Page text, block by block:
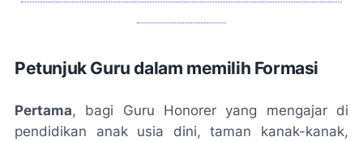
Petunjuk Guru dalam memilih Formasi
Pertama, bagi Guru Honorer yang mengajar di
pendidikan anak usia dini, taman kanak-kanak,